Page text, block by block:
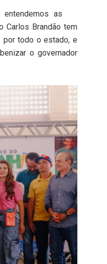
entendemos as
Carlos Brandão tem
por todo o estado, e
o governador